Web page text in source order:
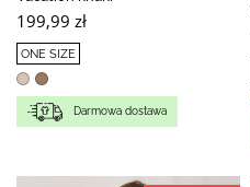
199,99 zł
ONE SIZE
Darmowa dostawa